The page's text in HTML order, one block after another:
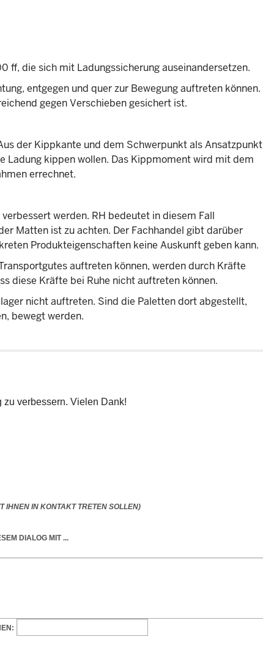
ff, die sich mit Ladungssicherung auseinandersetzen.
entgegen und quer zur Bewegung auftreten können.
gegen Verschieben gesichert ist.
der Kippkante und dem Schwerpunkt als Ansatzpunkt
kippen wollen. Das Kippmoment wird mit dem
errechnet.
werden. RH bedeutet in diesem Fall
Matten ist zu achten. Der Fachhandel gibt darüber
Produkteigenschaften keine Auskunft geben kann.
auftreten können, werden durch Kräfte
diese Kräfte bei Ruhe nicht auftreten können.
nicht auftreten. Sind die Paletten dort abgestellt,
bewegt werden.